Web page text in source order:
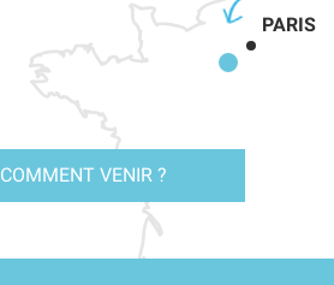
PARIS
COMMENT VENIR ?